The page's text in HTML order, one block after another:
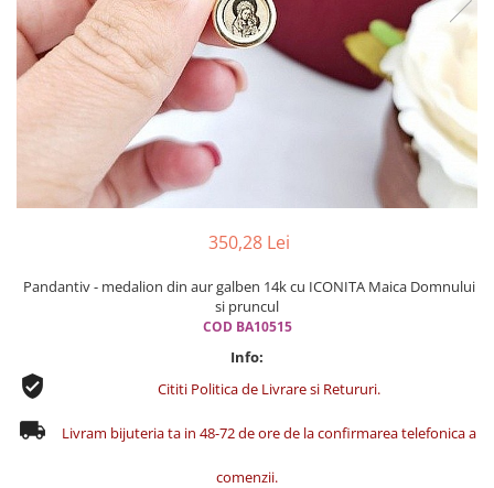
Cercei din aur dama
Cercei de aur lungi cu lant
Cercei din aur tortite
Cercei aur cu surub
350,28 Lei
Pandantiv - medalion din aur galben 14k cu ICONITA Maica Domnului
si pruncul
COD BA10515
Info:
Cititi Politica de Livrare si Retururi.
Livram bijuteria ta in 48-72 de ore de la confirmarea telefonica a
comenzii.